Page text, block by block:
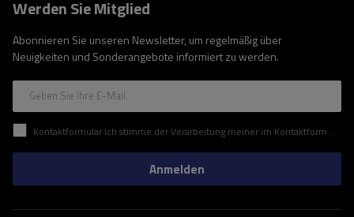
Werden Sie Mitglied
Abonnieren Sie unseren Newsletter, um regelmäßig über
Neuigkeiten und Sonderangebote informiert zu werden.
Geben Sie Ihre E-Mail
Kontaktformular Ich stimme der Verarbeitung meiner im Kontaktformular enthaltenen personenbezogenen Daten gemäß der Verordnung (EU) des Europäischen Parlaments und des Rates zu.
Anmelden